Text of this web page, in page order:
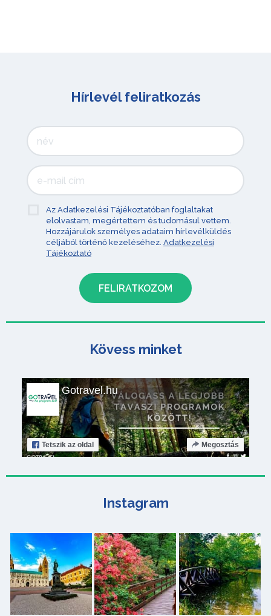
Hírlevél feliratkozás
Az Adatkezelési Tájékoztatóban foglaltakat
elolvastam, megértettem és tudomásul vettem.
Hozzájárulok személyes adataim hírlevélküldés
céljából történő kezeléséhez. Adatkezelési
Tájékoztató
Kövess minket
Gotravel.hu
Tetszik az oldal Megosztás
Instagram